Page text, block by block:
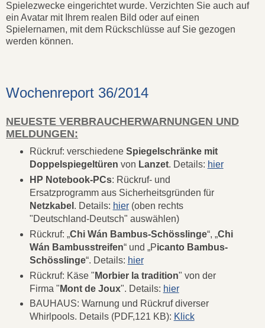
Spielezwecke eingerichtet wurde. Verzichten Sie auch auf
ein Avatar mit Ihrem realen Bild oder auf einen
Spielernamen, mit dem Rückschlüsse auf Sie gezogen
werden können.
Wochenreport 36/2014
NEUESTE VERBRAUCHERWARNUNGEN UND
MELDUNGEN:
Rückruf: verschiedene Spiegelschränke mit
Doppelspiegeltüren von Lanzet. Details: hier
HP Notebook-PCs: Rückruf- und
Ersatzprogramm aus Sicherheitsgründen für
Netzkabel . Details: hier(oben rechts
"Deutschland-Deutsch" auswählen)
Rückruf: „Chi Wán Bambus-Schösslinge“, „Chi
Wán Bambusstreifen“ und „Picanto Bambus-
Schösslinge“. Details: hier
Rückruf: Käse " Morbier la tradition" von der
Firma " Mont de Joux". Details: hier
BAUHAUS: Warnung und Rückruf diverser
Whirlpools. Details (PDF,121 KB): Klick